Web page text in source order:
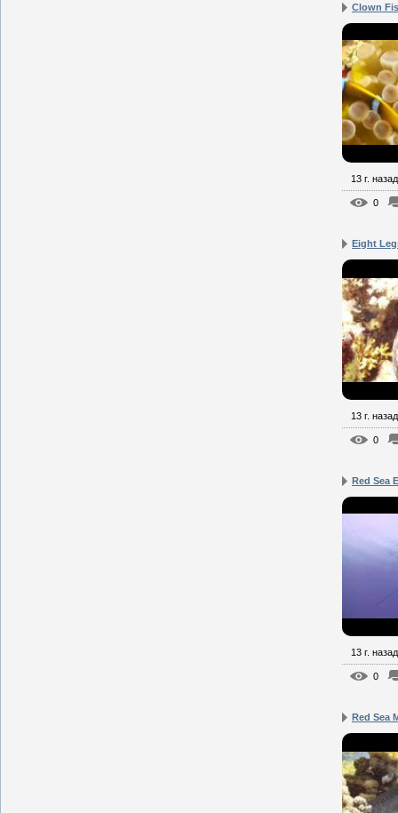
Clown
13 г. назад
0
Eight
13 г. назад
0
Red Sea
13 г. назад
0
Red Sea